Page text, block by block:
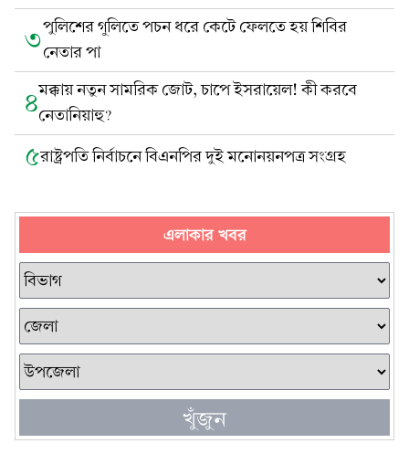
৩পুলিশের গুলিতে পচন ধরে কেটে ফেলতে হয় শিবির
নেতার পা
৪মক্কায় নতুন সামরিক জোট, চাপে ইসরায়েল! কী করবে
নেতানিয়াহু?
৫রাষ্ট্রপতি নির্বাচনে বিএনপির দুই মনোনয়নপত্র সংগ্রহ
এলাকার খবর
খুঁজুন